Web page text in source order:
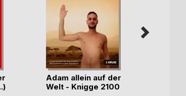
Adam allein auf der
Welt - Knigge 2100